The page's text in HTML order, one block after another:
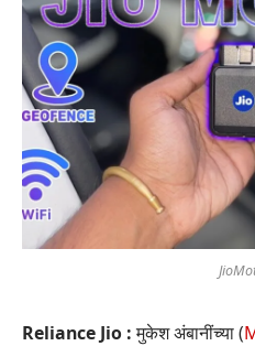
Reliance Jio :मुकेश अंबानींच्या (